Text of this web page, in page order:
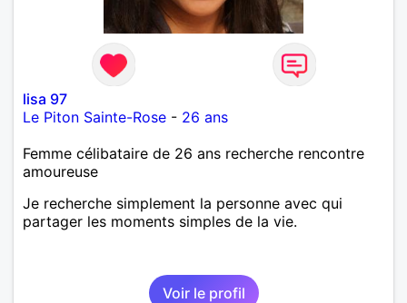
lisa 97
Le Piton Sainte-Rose - 26 ans
Femme célibataire de 26 ans recherche rencontre
amoureuse
Je recherche simplement la personne avec qui
partager les moments simples de la vie.
Voir le profil